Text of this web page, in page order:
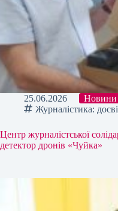
25.06.2026
Новини
Журналістика:
Центр журналістської
детектор дронів «Чуйка»